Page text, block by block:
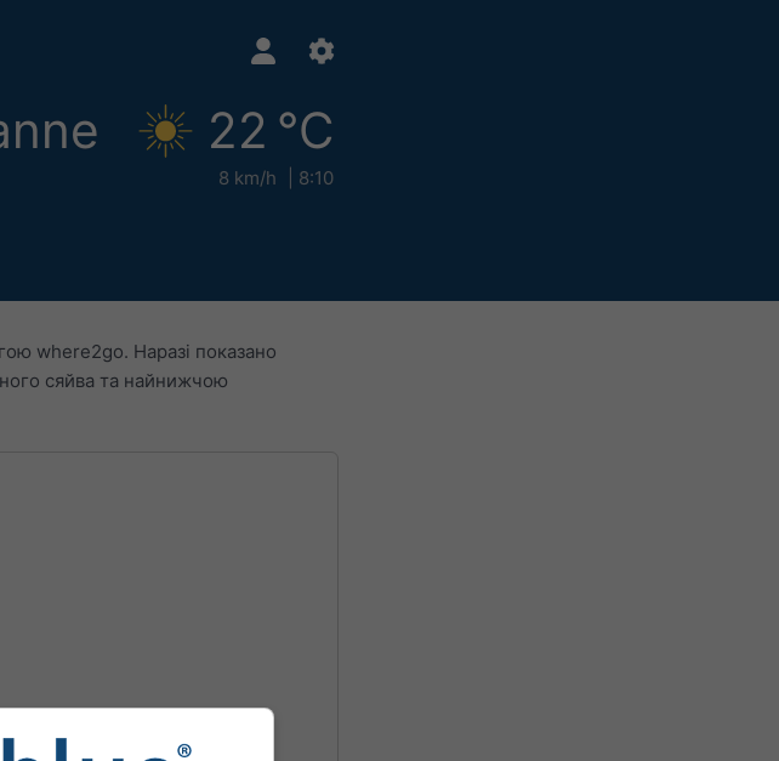
22 °C
8 km/h 8:10
where2go. Наразі показано
сяйва та найнижчою